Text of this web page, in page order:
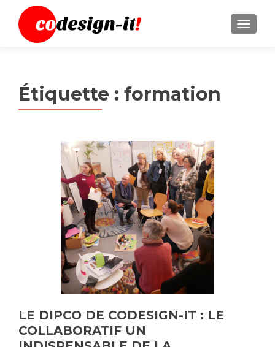
MENU
Étiquette : formation
LE DIPCO DE CODESIGN-IT : LE
COLLABORATIF UN